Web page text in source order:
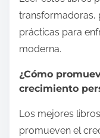
transformadoras,
prácticas para
moderna.
¿Cómo
crecimiento
Los mejores
promueven el